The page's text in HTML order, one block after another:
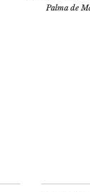
Palma de